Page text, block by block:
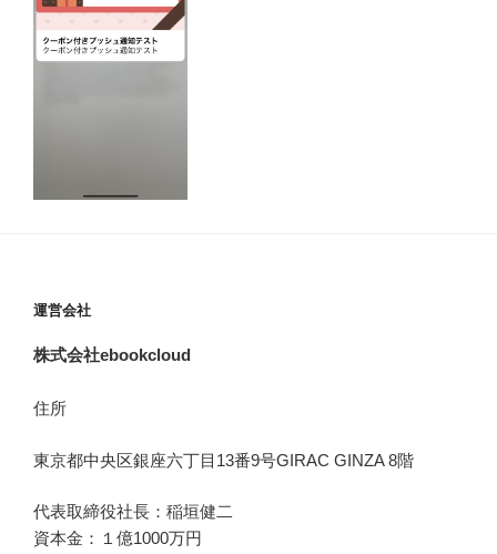
運営会社
株式会社ebookcloud
住所
東京都中央区銀座六丁目 13番9号GIRAC GINZA 8階
代表取締役社長：稲垣健二
資本金：１億1000万円